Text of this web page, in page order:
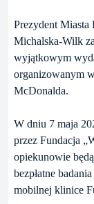
Prezydent Miasta
Michalska-Wilk
wyjątkowym
organizowanym
McDonalda.
W dniu 7 maja
przez Fundacja
opiekunowie
bezpłatne
mobilnej klinice